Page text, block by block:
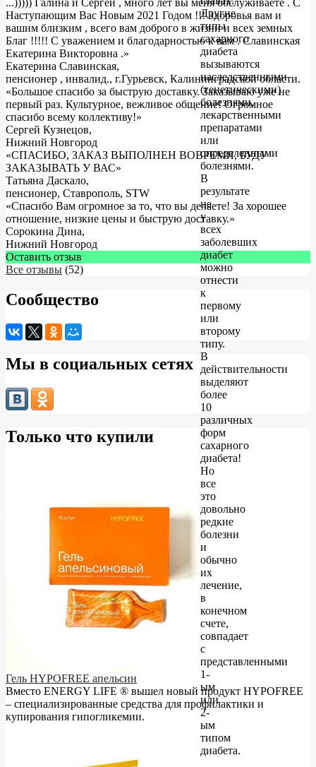
...))))) Галина и Сергей , много лет вы меня обслуживаете . С
Наступающим Вас Новым 2021 Годом !!! Здоровья вам и
вашим близким , всего вам доброго в жизни и всех земных
Благ !!!!! С уважением и благодарностью к вам . Славинская
Екатерина Викторовна .»
Екатерина Славинская,
пенсионер , инвалид., г.Гурьевск, Калининградской области.
«Большое спасибо за быструю доставку. Заказываю уже не
первый раз. Культурное, вежливое общение! Огромное
спасибо всему коллективу!»
Сергей Кузнецов,
Нижний Новгород
«СПАСИБО, ЗАКАЗ ВЫПОЛНЕН ВОВРЕМЯ, БУДУ
ЗАКАЗЫВАТЬ У ВАС»
Татьяна Даскало,
пенсионер, Ставрополь, STW
«Спасибо Вам огромное за то, что вы делаете! За хорошее
отношение, низкие цены и быструю доставку.»
Сорокина Дина,
Нижний Новгород
Оставить отзыв
Все отзывы (52)
Сообщество
Мы в социальных сетях
Только что купили
Гель HYPOFREE апельсин
Вместо ENERGY LIFE ® вышел новый продукт HYPOFREE
– cпециализированные средства для профилактики и
купирования гипогликемии.
Другие
типы
сахарного
диабета
вызываются
наследственными
(генетическими)
болезнями,
лекарственными
препаратами
или
определенными
болезнями.
В
результате
не
у
всех
заболевших
диабет
можно
отнести
к
первому
или
второму
типу.
В
действительности
выделяют
более
10
различных
форм
сахарного
диабета!
Но
все
это
довольно
редкие
болезни
и
обычно
их
лечение,
в
конечном
счете,
совпадает
с
представленными
1-
ым
или
2-
ым
типом
диабета.